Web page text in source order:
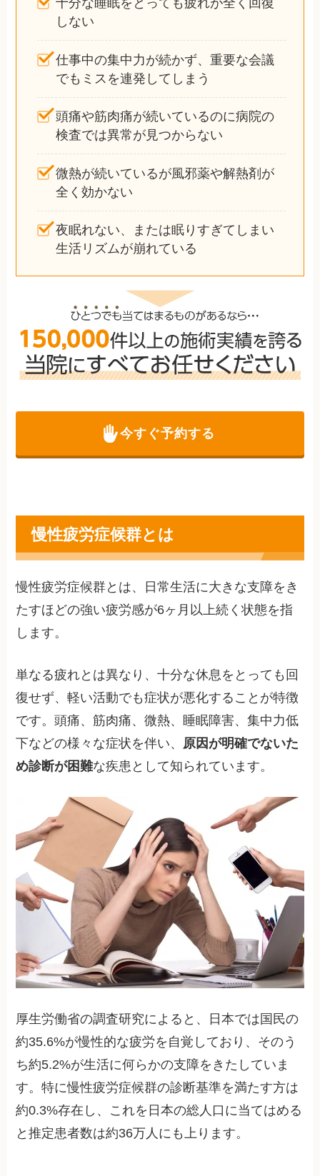
しない
仕事中の集中力が続かず、重要な会議
でもミスを連発してしまう
頭痛や筋肉痛が続いているのに病院の
検査では異常が見つからない
微熱が続いているが風邪薬や解熱剤が
全く効かない
夜眠れない、または眠りすぎてしまい
生活リズムが崩れている
今すぐ予約する
慢性疲労症候群とは
慢性疲労症候群とは、日常生活に大きな支障をき
たすほどの強い疲労感が6ヶ月以上続く状態を指
します。
単なる疲れとは異なり、十分な休息をとっても回
復せず、軽い活動でも症状が悪化することが特徴
です。頭痛、筋肉痛、微熱、睡眠障害、集中力低
下などの様々な症状を伴い、 原因が明確でないた
め診断が困難な疾患として知られています。
厚生労働省の調査研究によると、日本では国民の
約35.6%が慢性的な疲労を自覚しており、そのう
ち約5.2%が生活に何らかの支障をきたしていま
す。特に慢性疲労症候群の診断基準を満たす方は
約0.3%存在し、これを日本の総人口に当てはめる
と推定患者数は約36万人にも上ります。